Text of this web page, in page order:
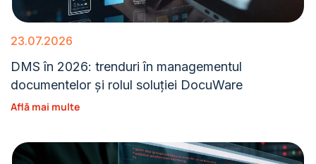
23.07.2026
DMS în 2026: trenduri în managementul
documentelor și rolul soluției DocuWare
Află mai multe